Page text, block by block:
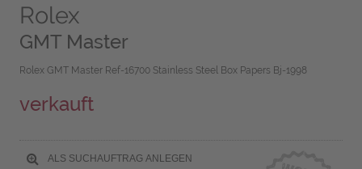
Rolex
GMT Master
Rolex GMT Master Ref-16700 Stainless Steel Box Papers Bj-1998
verkauft
ALS SUCHAUFTRAG ANLEGEN